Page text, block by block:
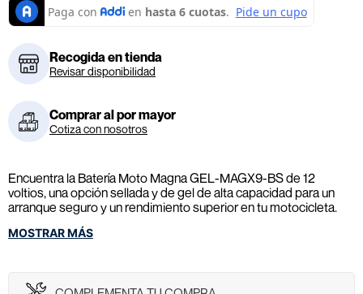
Recogida en tienda
Revisar disponibilidad
Comprar al por mayor
Cotiza con nosotros
Encuentra la Batería Moto Magna GEL-MAGX9-BS de 12
voltios, una opción sellada y de gel de alta capacidad para un
arranque seguro y un rendimiento superior en tu motocicleta.
Disfruta de la calidad GEL. Adquiérela hoy.
MOSTRAR MÁS